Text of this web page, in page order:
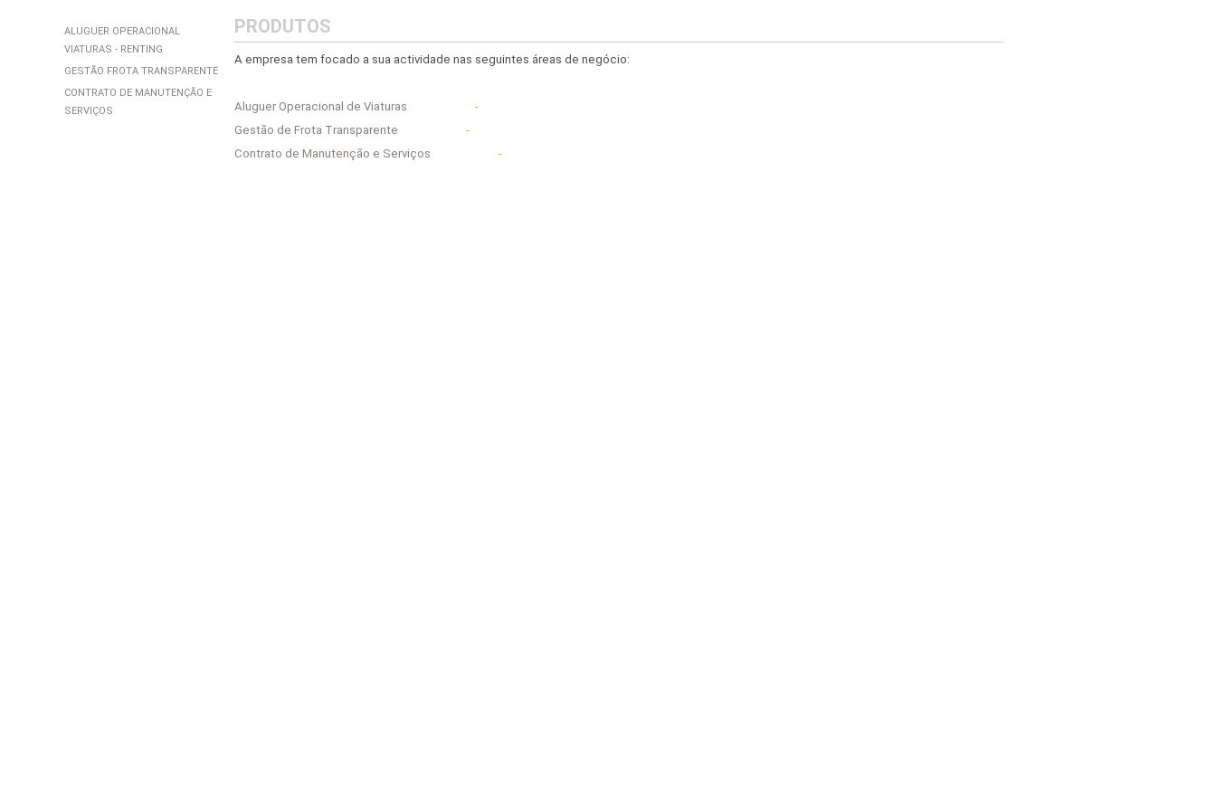
ALUGUER OPERACIONAL
VIATURAS - RENTING
GESTÃO FROTA TRANSPARENTE
CONTRATO DE MANUTENÇÃO E
SERVIÇOS
PRODUTOS
A empresa tem focado a sua actividade nas seguintes áreas de negócio:
-
Aluguer Operacional de Viaturas
-
Gestão de Frota Transparente
-
Contrato de Manutenção e Serviços